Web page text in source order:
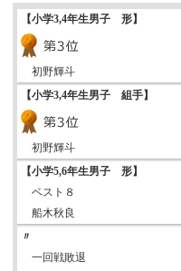
【小学3,4年生男子 形】
初野輝斗
【小学3,4年生男子 組手】
初野輝斗
【小学5,6年生男子 形】
ベスト８
船木秋良
〃
一回戦敗退